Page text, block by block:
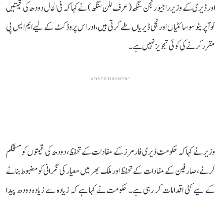
اور ڈیری کے وزیر راجیو رنجن سنگھ (عرف للن سنگھ) نے کہا کہ فی الحال دودھ کی قیمتیں
کوآپریٹو سوسائٹیاں اور نجی ڈیریاں طے کرتی ہیں، اور اس پروڈکٹ کے لیے ایم ایس پی
مقرر کرنے کی کوئی تجویز نہیں ہے۔
ADVERTISEMENT
وزیر نے کہا کہ حکومت ڈیری فارمرز کے مفادات کے تحفظ، دودھ کی قیمتوں کو مستحکم
کرنے، صارفین کے مفادات کے تحفظ اور ملک بھر میں معیار کی نگرانی کو مضبوط بنانے
کے لیے کئی اقدامات کر رہی ہے۔ حکومت نے کہا ہے کہ زیادہ سے زیادہ دودھ پیدا